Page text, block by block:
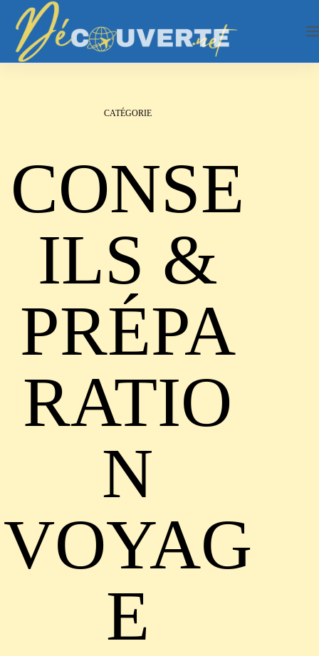
contenu
CATÉGORIE
CONSE
ILS &
PRÉPA
RATIO
N
VOYAG
E